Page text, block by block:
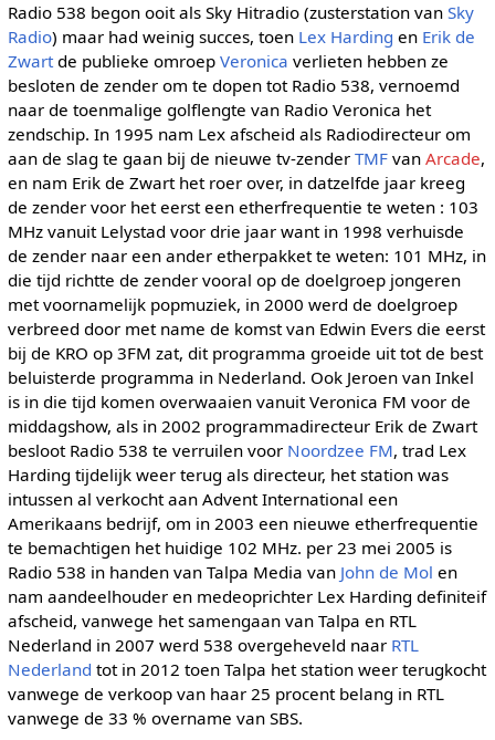
Radio 538 begon ooit als Sky Hitradio (zusterstation van Sky
Radio) maar had weinig succes, toen Lex Harding en Erik de
Zwartde publieke omroep Veronica verlieten hebben ze
besloten de zender om te dopen tot Radio 538, vernoemd
naar de toenmalige golflengte van Radio Veronica het
zendschip. In 1995 nam Lex afscheid als Radiodirecteur om
aan de slag te gaan bij de nieuwe tv-zender TMFvan Arcade,
en nam Erik de Zwart het roer over, in datzelfde jaar kreeg
de zender voor het eerst een etherfrequentie te weten : 103
MHz vanuit Lelystad voor drie jaar want in 1998 verhuisde
de zender naar een ander etherpakket te weten: 101 MHz, in
die tijd richtte de zender vooral op de doelgroep jongeren
met voornamelijk popmuziek, in 2000 werd de doelgroep
verbreed door met name de komst van Edwin Evers die eerst
bij de KRO op 3FM zat, dit programma groeide uit tot de best
beluisterde programma in Nederland. Ook Jeroen van Inkel
is in die tijd komen overwaaien vanuit Veronica FM voor de
middagshow, als in 2002 programmadirecteur Erik de Zwart
besloot Radio 538 te verruilen voor Noordzee FM, trad Lex
Harding tijdelijk weer terug als directeur, het station was
intussen al verkocht aan Advent International een
Amerikaans bedrijf, om in 2003 een nieuwe etherfrequentie
te bemachtigen het huidige 102 MHz. per 23 mei 2005 is
Radio 538 in handen van Talpa Media van John de Mol en
nam aandeelhouder en medeoprichter Lex Harding definiteif
afscheid, vanwege het samengaan van Talpa en RTL
Nederland in 2007 werd 538 overgeheveld naar RTL
Nederland tot in 2012 toen Talpa het station weer terugkocht
vanwege de verkoop van haar 25 procent belang in RTL
vanwege de 33 % overname van SBS.